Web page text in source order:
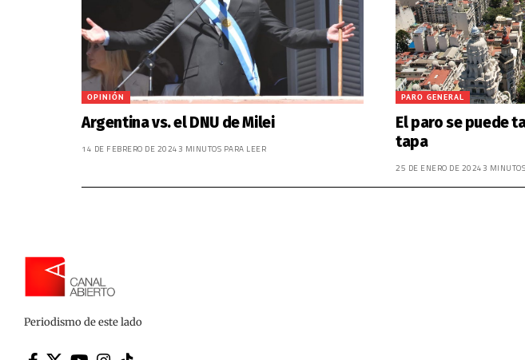
OPINIÓN
Argentina vs. el DNU de Milei
14 DE FEBRERO DE 2024 3 MINUTOS PARA LEER
PARO GENERAL
El paro se puede
tapa
25 DE ENERO DE 2024 3
Periodismo de este lado